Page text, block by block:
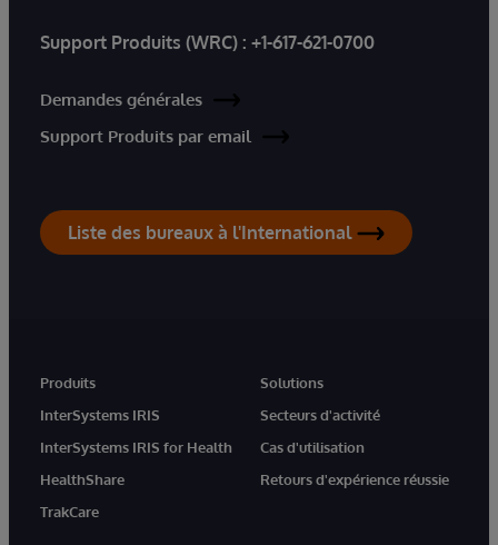
Support Produits (WRC) : +1-617-621-0700
Demandes générales
Support Produits par email
Liste des bureaux à l'International
Produits
InterSystems IRIS
InterSystems IRIS for Health
HealthShare
TrakCare
Solutions
Secteurs d'activité
Cas d'utilisation
Retours d'expérience réussie